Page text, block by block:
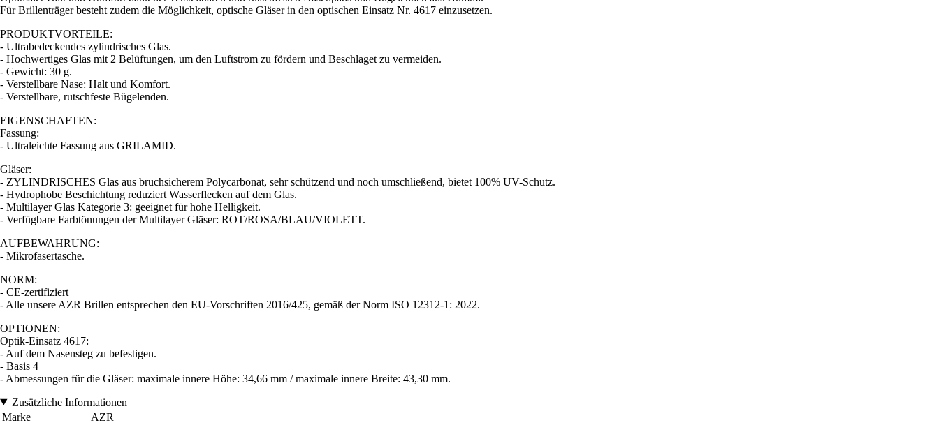
Für Brillenträger besteht zudem die Möglichkeit, optische Gläser in den optischen Einsatz Nr. 4617 einzusetzen.
PRODUKTVORTEILE:
- Ultrabedeckendes zylindrisches Glas.
- Hochwertiges Glas mit 2 Belüftungen, um den Luftstrom zu fördern und Beschlaget zu vermeiden.
- Gewicht: 30 g.
- Verstellbare Nase: Halt und Komfort.
- Verstellbare, rutschfeste Bügelenden.
EIGENSCHAFTEN:
Fassung:
- Ultraleichte Fassung aus GRILAMID.
Gläser:
- ZYLINDRISCHES Glas aus bruchsicherem Polycarbonat, sehr schützend und noch umschließend, bietet 100% UV-Schutz.
- Hydrophobe Beschichtung reduziert Wasserflecken auf dem Glas.
- Multilayer Glas Kategorie 3: geeignet für hohe Helligkeit.
- Verfügbare Farbtönungen der Multilayer Gläser: ROT/ROSA/BLAU/VIOLETT.
AUFBEWAHRUNG:
- Mikrofasertasche.
NORM:
- CE-zertifiziert
- Alle unsere AZR Brillen entsprechen den EU-Vorschriften 2016/425, gemäß der Norm ISO 12312-1: 2022.
OPTIONEN:
Optik-Einsatz 4617:
- Auf dem Nasensteg zu befestigen.
- Basis 4
- Abmessungen für die Gläser: maximale innere Höhe: 34,66 mm / maximale innere Breite: 43,30 mm.
Zusätzliche Informationen
Marke
AZR